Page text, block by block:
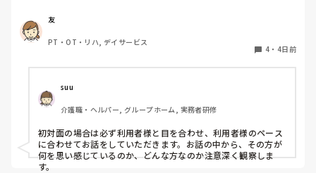
友
PT・OT・リハ, デイサービス
4 ・ 4日前
suu
介護職・ヘルパー, グループホーム, 実務者研修
初対面の場合は必ず利用者様と目を合わせ、利用者様のペース
に合わせてお話をしていただきます。お話の中から、その方が
何を思い感じているのか、どんな方なのか注意深く観察しま
す。